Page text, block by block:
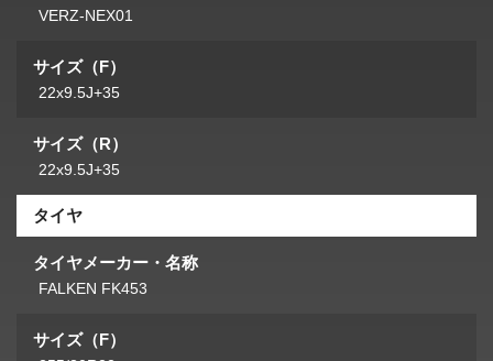
VERZ-NEX01
サイズ（F）
22x9.5J+35
サイズ（R）
22x9.5J+35
タイヤ
タイヤメーカー・名称
FALKEN FK453
サイズ（F）